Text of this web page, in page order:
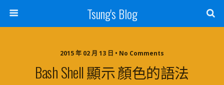
Tsung's Blog
2015 年 02 月 13 日 • No Comments
Bash Shell 顯示 顏色的語法